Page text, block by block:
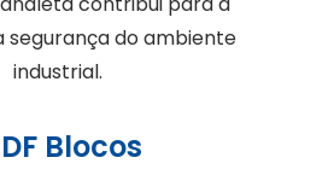
segurança do ambiente
industrial.
Blocos